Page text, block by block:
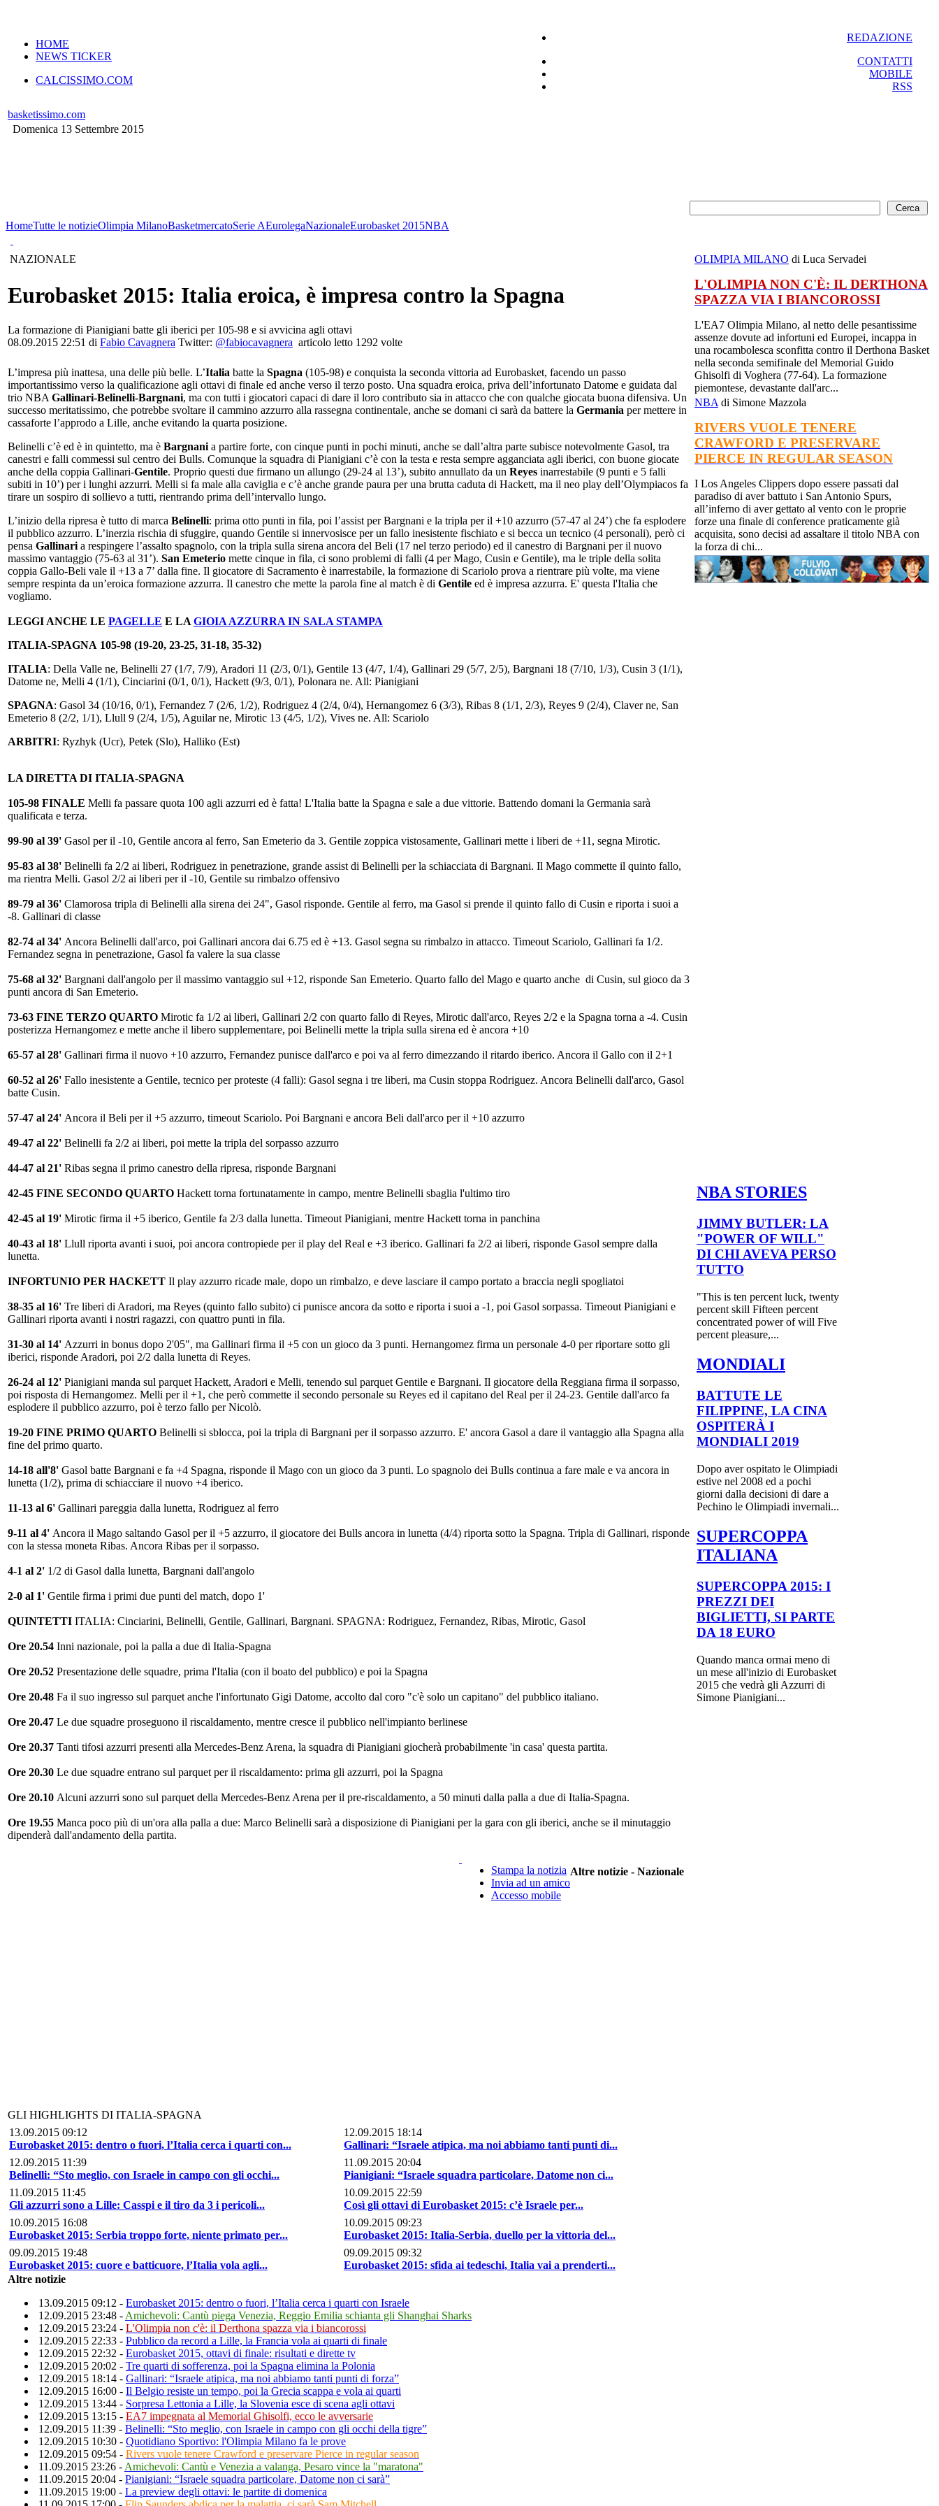
HOME
NEWS TICKER
CALCISSIMO.COM
REDAZIONE
CONTATTI
MOBILE
RSS
basketissimo.com
Domenica 13 Settembre 2015
HomeTutte le notizieOlimpia MilanoBasketmercatoSerie AEurolegaNazionaleEurobasket 2015NBA
NAZIONALE
Eurobasket 2015: Italia eroica, è impresa contro la Spagna
La formazione di Pianigiani batte gli iberici per 105-98 e si avvicina agli ottavi
08.09.2015 22:51 di Fabio Cavagnera Twitter: @fabiocavagnera articolo letto 1292 volte
L’impresa più inattesa, una delle più belle. L’Italia batte la Spagna (105-98) e conquista la seconda vittoria ad Eurobasket, facendo un passo
importantissimo verso la qualificazione agli ottavi di finale ed anche verso il terzo posto. Una squadra eroica, priva dell’infortunato Datome e guidata dal
trio NBA Gallinari-Belinelli-Bargnani, ma con tutti i giocatori capaci di dare il loro contributo sia in attacco che con qualche giocata buona difensiva. Un
successo meritatissimo, che potrebbe svoltare il cammino azzurro alla rassegna continentale, anche se domani ci sarà da battere la Germania per mettere in
cassaforte l’approdo a Lille, anche evitando la quarta posizione.
Belinelli c’è ed è in quintetto, ma è Bargnani a partire forte, con cinque punti in pochi minuti, anche se dall’altra parte subisce notevolmente Gasol, tra
canestri e falli commessi sul centro dei Bulls. Comunque la squadra di Pianigiani c’è con la testa e resta sempre agganciata agli iberici, con buone giocate
anche della coppia Gallinari-Gentile. Proprio questi due firmano un allungo (29-24 al 13’), subito annullato da un Reyes inarrestabile (9 punti e 5 falli
subiti in 10’) per i lunghi azzurri. Melli si fa male alla caviglia e c’è anche grande paura per una brutta caduta di Hackett, ma il neo play dell’Olympiacos fa
tirare un sospiro di sollievo a tutti, rientrando prima dell’intervallo lungo.
L’inizio della ripresa è tutto di marca Belinelli: prima otto punti in fila, poi l’assist per Bargnani e la tripla per il +10 azzurro (57-47 al 24’) che fa esplodere
il pubblico azzurro. L’inerzia rischia di sfuggire, quando Gentile si innervosisce per un fallo inesistente fischiato e si becca un tecnico (4 personali), però ci
pensa Gallinari a respingere l’assalto spagnolo, con la tripla sulla sirena ancora del Beli (17 nel terzo periodo) ed il canestro di Bargnani per il nuovo
massimo vantaggio (75-63 al 31’). San Emeterio mette cinque in fila, ci sono problemi di falli (4 per Mago, Cusin e Gentile), ma le triple della solita
coppia Gallo-Beli vale il +13 a 7’ dalla fine. Il giocatore di Sacramento è inarrestabile, la formazione di Scariolo prova a rientrare più volte, ma viene
sempre respinta da un’eroica formazione azzurra. Il canestro che mette la parola fine al match è di Gentile ed è impresa azzurra. E' questa l'Italia che
vogliamo.
LEGGI ANCHE LE PAGELLE E LA GIOIA AZZURRA IN SALA STAMPA
ITALIA-SPAGNA 105-98 (19-20, 23-25, 31-18, 35-32)
ITALIA: Della Valle ne, Belinelli 27 (1/7, 7/9), Aradori 11 (2/3, 0/1), Gentile 13 (4/7, 1/4), Gallinari 29 (5/7, 2/5), Bargnani 18 (7/10, 1/3), Cusin 3 (1/1),
Datome ne, Melli 4 (1/1), Cinciarini (0/1, 0/1), Hackett (9/3, 0/1), Polonara ne. All: Pianigiani
SPAGNA: Gasol 34 (10/16, 0/1), Fernandez 7 (2/6, 1/2), Rodriguez 4 (2/4, 0/4), Hernangomez 6 (3/3), Ribas 8 (1/1, 2/3), Reyes 9 (2/4), Claver ne, San
Emeterio 8 (2/2, 1/1), Llull 9 (2/4, 1/5), Aguilar ne, Mirotic 13 (4/5, 1/2), Vives ne. All: Scariolo
ARBITRI: Ryzhyk (Ucr), Petek (Slo), Halliko (Est)
LA DIRETTA DI ITALIA-SPAGNA
105-98 FINALE Melli fa passare quota 100 agli azzurri ed è fatta! L'Italia batte la Spagna e sale a due vittorie. Battendo domani la Germania sarà
qualificata e terza.
99-90 al 39' Gasol per il -10, Gentile ancora al ferro, San Emeterio da 3. Gentile zoppica vistosamente, Gallinari mette i liberi de +11, segna Mirotic.
95-83 al 38' Belinelli fa 2/2 ai liberi, Rodriguez in penetrazione, grande assist di Belinelli per la schiacciata di Bargnani. Il Mago commette il quinto fallo,
ma rientra Melli. Gasol 2/2 ai liberi per il -10, Gentile su rimbalzo offensivo
89-79 al 36' Clamorosa tripla di Belinelli alla sirena dei 24", Gasol risponde. Gentile al ferro, ma Gasol si prende il quinto fallo di Cusin e riporta i suoi a
-8. Gallinari di classe
82-74 al 34' Ancora Belinelli dall'arco, poi Gallinari ancora dai 6.75 ed è +13. Gasol segna su rimbalzo in attacco. Timeout Scariolo, Gallinari fa 1/2.
Fernandez segna in penetrazione, Gasol fa valere la sua classe
75-68 al 32' Bargnani dall'angolo per il massimo vantaggio sul +12, risponde San Emeterio. Quarto fallo del Mago e quarto anche di Cusin, sul gioco da 3
punti ancora di San Emeterio.
73-63 FINE TERZO QUARTO Mirotic fa 1/2 ai liberi, Gallinari 2/2 con quarto fallo di Reyes, Mirotic dall'arco, Reyes 2/2 e la Spagna torna a -4. Cusin
posterizza Hernangomez e mette anche il libero supplementare, poi Belinelli mette la tripla sulla sirena ed è ancora +10
65-57 al 28' Gallinari firma il nuovo +10 azzurro, Fernandez punisce dall'arco e poi va al ferro dimezzando il ritardo iberico. Ancora il Gallo con il 2+1
60-52 al 26' Fallo inesistente a Gentile, tecnico per proteste (4 falli): Gasol segna i tre liberi, ma Cusin stoppa Rodriguez. Ancora Belinelli dall'arco, Gasol
batte Cusin.
57-47 al 24' Ancora il Beli per il +5 azzurro, timeout Scariolo. Poi Bargnani e ancora Beli dall'arco per il +10 azzurro
49-47 al 22' Belinelli fa 2/2 ai liberi, poi mette la tripla del sorpasso azzurro
44-47 al 21' Ribas segna il primo canestro della ripresa, risponde Bargnani
42-45 FINE SECONDO QUARTO Hackett torna fortunatamente in campo, mentre Belinelli sbaglia l'ultimo tiro
42-45 al 19' Mirotic firma il +5 iberico, Gentile fa 2/3 dalla lunetta. Timeout Pianigiani, mentre Hackett torna in panchina
40-43 al 18' Llull riporta avanti i suoi, poi ancora contropiede per il play del Real e +3 iberico. Gallinari fa 2/2 ai liberi, risponde Gasol sempre dalla
lunetta.
INFORTUNIO PER HACKETT Il play azzurro ricade male, dopo un rimbalzo, e deve lasciare il campo portato a braccia negli spogliatoi
38-35 al 16' Tre liberi di Aradori, ma Reyes (quinto fallo subito) ci punisce ancora da sotto e riporta i suoi a -1, poi Gasol sorpassa. Timeout Pianigiani e
Gallinari riporta avanti i nostri ragazzi, con quattro punti in fila.
31-30 al 14' Azzurri in bonus dopo 2'05", ma Gallinari firma il +5 con un gioco da 3 punti. Hernangomez firma un personale 4-0 per riportare sotto gli
iberici, risponde Aradori, poi 2/2 dalla lunetta di Reyes.
26-24 al 12' Pianigiani manda sul parquet Hackett, Aradori e Melli, tenendo sul parquet Gentile e Bargnani. Il giocatore della Reggiana firma il sorpasso,
poi risposta di Hernangomez. Melli per il +1, che però commette il secondo personale su Reyes ed il capitano del Real per il 24-23. Gentile dall'arco fa
esplodere il pubblico azzurro, poi è terzo fallo per Nicolò.
19-20 FINE PRIMO QUARTO Belinelli si sblocca, poi la tripla di Bargnani per il sorpasso azzurro. E' ancora Gasol a dare il vantaggio alla Spagna alla
fine del primo quarto.
14-18 all'8' Gasol batte Bargnani e fa +4 Spagna, risponde il Mago con un gioco da 3 punti. Lo spagnolo dei Bulls continua a fare male e va ancora in
lunetta (1/2), prima di schiacciare il nuovo +4 iberico.
11-13 al 6' Gallinari pareggia dalla lunetta, Rodriguez al ferro
9-11 al 4' Ancora il Mago saltando Gasol per il +5 azzurro, il giocatore dei Bulls ancora in lunetta (4/4) riporta sotto la Spagna. Tripla di Gallinari, risponde
con la stessa moneta Ribas. Ancora Ribas per il sorpasso.
4-1 al 2' 1/2 di Gasol dalla lunetta, Bargnani dall'angolo
2-0 al 1' Gentile firma i primi due punti del match, dopo 1'
QUINTETTI ITALIA: Cinciarini, Belinelli, Gentile, Gallinari, Bargnani. SPAGNA: Rodriguez, Fernandez, Ribas, Mirotic, Gasol
Ore 20.54 Inni nazionale, poi la palla a due di Italia-Spagna
Ore 20.52 Presentazione delle squadre, prima l'Italia (con il boato del pubblico) e poi la Spagna
Ore 20.48 Fa il suo ingresso sul parquet anche l'infortunato Gigi Datome, accolto dal coro "c'è solo un capitano" del pubblico italiano.
Ore 20.47 Le due squadre proseguono il riscaldamento, mentre cresce il pubblico nell'impianto berlinese
Ore 20.37 Tanti tifosi azzurri presenti alla Mercedes-Benz Arena, la squadra di Pianigiani giocherà probabilmente 'in casa' questa partita.
Ore 20.30 Le due squadre entrano sul parquet per il riscaldamento: prima gli azzurri, poi la Spagna
Ore 20.10 Alcuni azzurri sono sul parquet della Mercedes-Benz Arena per il pre-riscaldamento, a 50 minuti dalla palla a due di Italia-Spagna.
Ore 19.55 Manca poco più di un'ora alla palla a due: Marco Belinelli sarà a disposizione di Pianigiani per la gara con gli iberici, anche se il minutaggio
dipenderà dall'andamento della partita.
GLI HIGHLIGHTS DI ITALIA-SPAGNA
Stampa la notizia
Invia ad un amico
Accesso mobile
Altre notizie - Nazionale
13.09.2015 09:12
Eurobasket 2015: dentro o fuori, l’Italia cerca i quarti con...
12.09.2015 18:14
Gallinari: “Israele atipica, ma noi abbiamo tanti punti di...
12.09.2015 11:39
Belinelli: “Sto meglio, con Israele in campo con gli occhi...
11.09.2015 20:04
Pianigiani: “Israele squadra particolare, Datome non ci...
11.09.2015 11:45
Gli azzurri sono a Lille: Casspi e il tiro da 3 i pericoli...
10.09.2015 22:59
Così gli ottavi di Eurobasket 2015: c’è Israele per...
10.09.2015 16:08
Eurobasket 2015: Serbia troppo forte, niente primato per...
10.09.2015 09:23
Eurobasket 2015: Italia-Serbia, duello per la vittoria del...
09.09.2015 19:48
Eurobasket 2015: cuore e batticuore, l’Italia vola agli...
09.09.2015 09:32
Eurobasket 2015: sfida ai tedeschi, Italia vai a prenderti...
Altre notizie
13.09.2015 09:12 - Eurobasket 2015: dentro o fuori, l’Italia cerca i quarti con Israele
12.09.2015 23:48 - Amichevoli: Cantù piega Venezia, Reggio Emilia schianta gli Shanghai Sharks
12.09.2015 23:24 - L'Olimpia non c'è: il Derthona spazza via i biancorossi
12.09.2015 22:33 - Pubblico da record a Lille, la Francia vola ai quarti di finale
12.09.2015 22:32 - Eurobasket 2015, ottavi di finale: risultati e dirette tv
12.09.2015 20:02 - Tre quarti di sofferenza, poi la Spagna elimina la Polonia
12.09.2015 18:14 - Gallinari: “Israele atipica, ma noi abbiamo tanti punti di forza”
12.09.2015 16:00 - Il Belgio resiste un tempo, poi la Grecia scappa e vola ai quarti
12.09.2015 13:44 - Sorpresa Lettonia a Lille, la Slovenia esce di scena agli ottavi
12.09.2015 13:15 - EA7 impegnata al Memorial Ghisolfi, ecco le avversarie
12.09.2015 11:39 - Belinelli: “Sto meglio, con Israele in campo con gli occhi della tigre”
12.09.2015 10:30 - Quotidiano Sportivo: l'Olimpia Milano fa le prove
12.09.2015 09:54 - Rivers vuole tenere Crawford e preservare Pierce in regular season
11.09.2015 23:26 - Amichevoli: Cantù e Venezia a valanga, Pesaro vince la "maratona"
11.09.2015 20:04 - Pianigiani: “Israele squadra particolare, Datome non ci sarà”
11.09.2015 19:00 - La preview degli ottavi: le partite di domenica
OLIMPIA MILANO di Luca Servadei
L'OLIMPIA NON C'È: IL DERTHONA
SPAZZA VIA I BIANCOROSSI
L'EA7 Olimpia Milano, al netto delle pesantissime
assenze dovute ad infortuni ed Europei, incappa in
una rocambolesca sconfitta contro il Derthona Basket
nella seconda semifinale del Memorial Guido
Ghisolfi di Voghera (77-64). La formazione
piemontese, devastante dall'arc...
NBA di Simone Mazzola
RIVERS VUOLE TENERE
CRAWFORD E PRESERVARE
PIERCE IN REGULAR SEASON
I Los Angeles Clippers dopo essere passati dal
paradiso di aver battuto i San Antonio Spurs,
all’inferno di aver gettato al vento con le proprie
forze una finale di conference praticamente già
acquisita, sono decisi ad assaltare il titolo NBA con
la forza di chi...
NBA STORIES
JIMMY BUTLER: LA
"POWER OF WILL"
DI CHI AVEVA PERSO
TUTTO
"This is ten percent luck, twenty
percent skill Fifteen percent
concentrated power of will Five
percent pleasure,...
MONDIALI
BATTUTE LE
FILIPPINE, LA CINA
OSPITERÀ I
MONDIALI 2019
Dopo aver ospitato le Olimpiadi
estive nel 2008 ed a pochi
giorni dalla decisioni di dare a
Pechino le Olimpiadi invernali...
SUPERCOPPA
ITALIANA
SUPERCOPPA 2015: I
PREZZI DEI
BIGLIETTI, SI PARTE
DA 18 EURO
Quando manca ormai meno di
un mese all'inizio di Eurobasket
2015 che vedrà gli Azzurri di
Simone Pianigiani...